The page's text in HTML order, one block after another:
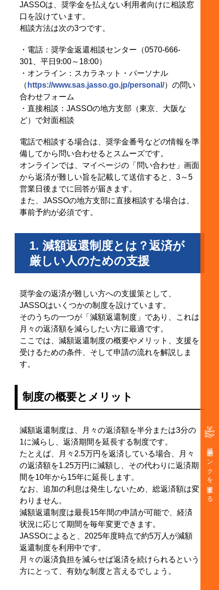
奨学金バンクを支援する
JASSOは、奨学金を払えない利用者向けに相談窓
口を設けています。
相談方法は次の3つです。
・電話：奨学金返還相談センター（0570-666-
301、平日9:00～18:00）
・オンライン：スカラネット・パーソナル
（ https://www.sas.jasso.go.jp/personal/）の問い
合わせフォーム
・直接相談：JASSOの地方支部（東京、大阪な
ど）で対面相談
電話で相談する場合は、奨学金番号などの情報を準
備してから問い合わせるとスムーズです。
オンラインでは、マイページの「問い合わせ」画面
から返済が難しい旨を記載して送信すると、3～5
営業日後までに回答が届きます。
また、JASSOの地方支部に直接相談する場合は、
事前予約が必須です。
1. 減額返還制度とは？返済が
厳しい人のための支援
奨学金の返済が難しい方への支援策として、
JASSOはいくつかの制度を設けています。
そのうちの一つが「減額返還制度」であり、これは
月々の返済額を減らしたい方に最適です。
ここでは、減額返還制度の概要やメリット、支援を
受けるための条件、そして申請の流れを解説しま
す。
制度の概要とメリット
減額返還制度は、月々の返済額を半分または3分の
1に減らし、返済期間を延長する制度です。
たとえば、月々2.5万円を返済している場合、月々
の返済額を1.25万円に減額し、その代わりに返済期
間を10年から15年に延長します。
なお、追加の利息は発生しないため、総返済額は変
わりません。
減額返還制度は最長15年間の申請が可能で、経済
状況に応じて期間を毎年変更できます。
JASSOによると、2025年度時点で約5万人が減額
返還制度を利用中です。
月々の返済負担を減らせば返済を続けられるという
方にとって、有効な制度と言えるでしょう。